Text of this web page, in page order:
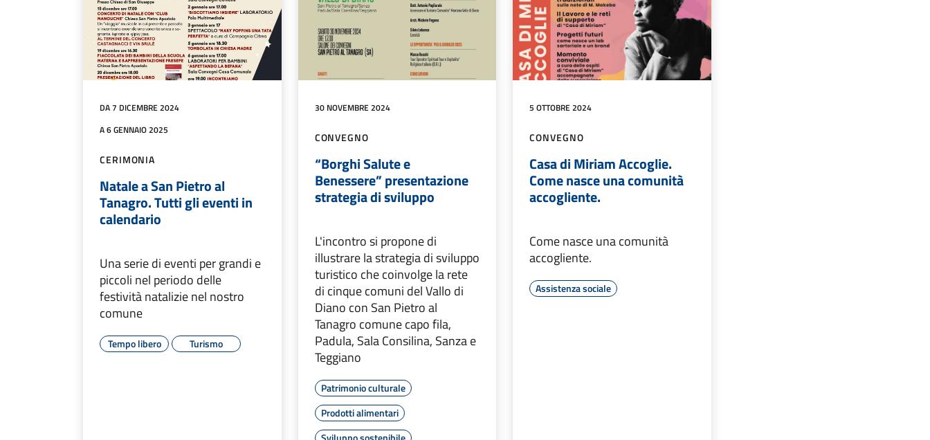
DA 7 DICEMBRE 2024
A 6 GENNAIO 2025
CERIMONIA
Natale a San Pietro al
Tanagro. Tutti gli eventi in
calendario
Una serie di eventi per grandi e
piccoli nel periodo delle
festività natalizie nel nostro
comune
Tempo libero Turismo
30 NOVEMBRE 2024
CONVEGNO
“Borghi Salute e
Benessere” presentazione
strategia di sviluppo
L'incontro si propone di
illustrare la strategia di sviluppo
turistico che coinvolge la rete
di cinque comuni del Vallo di
Diano con San Pietro al
Tanagro comune capo fila,
Padula, Sala Consilina, Sanza e
Teggiano
Patrimonio culturale
Prodotti alimentari
5 OTTOBRE 2024
CONVEGNO
Casa di Miriam Accoglie.
Come nasce una comunità
accogliente.
Come nasce una comunità
accogliente.
Assistenza sociale